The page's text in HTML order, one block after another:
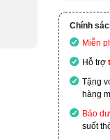
Chính
Miễn
Hỗ trợ
Tặng
hàng
Bảo
suốt